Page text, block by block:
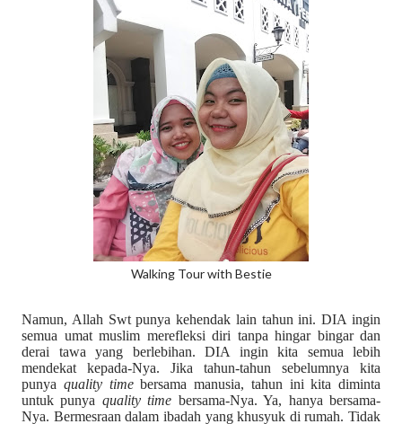
Walking Tour with Bestie
Namun, Allah Swt punya kehendak lain tahun ini. DIA ingin
semua umat muslim merefleksi diri tanpa hingar bingar dan
derai tawa yang berlebihan. DIA ingin kita semua lebih
mendekat kepada-Nya. Jika tahun-tahun sebelumnya kita
punya quality timebersama manusia, tahun ini kita diminta
untuk punya quality time bersama-Nya. Ya, hanya bersama-
Nya. Bermesraan dalam ibadah yang khusyuk di rumah. Tidak